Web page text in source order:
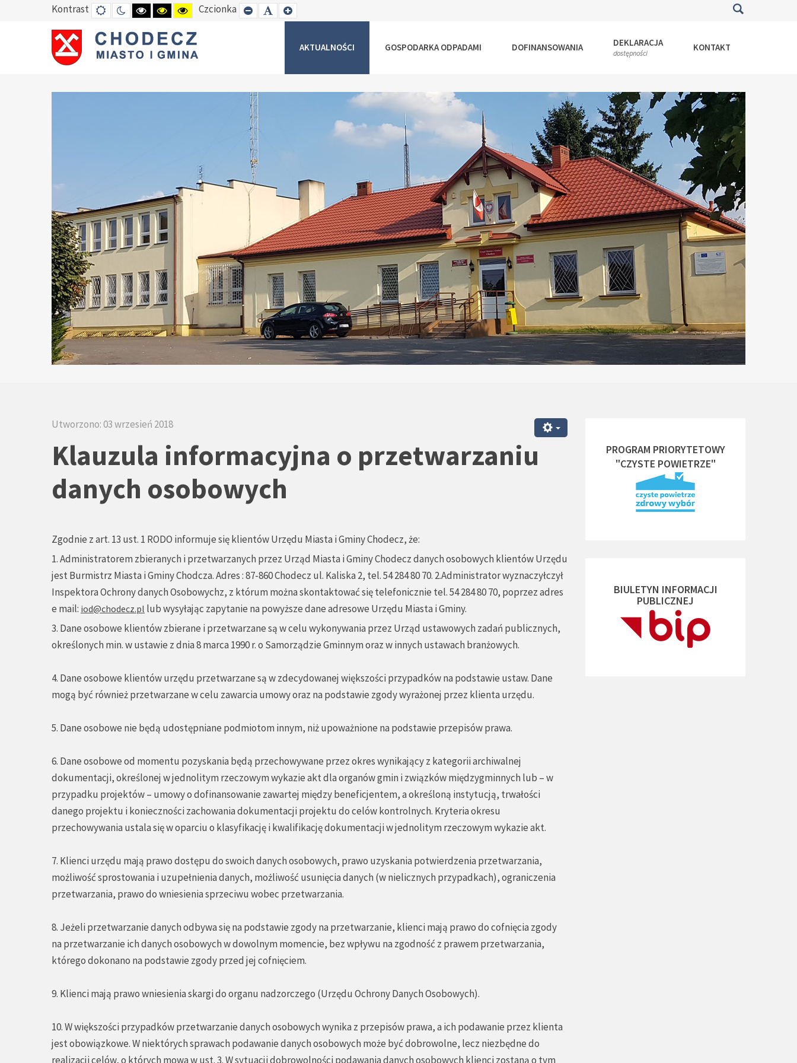
Kontrast DEFAULT
MODE
TRYB
NOCNY
HIGH
CONTRAST
BLACK
WHITE
MODE
HIGH
CONTRAST
BLACK
YELLOW
MODE
HIGH
CONTRAST
YELLOW
BLACK
MODE
Czcionka SET
SMALLER
SET
DEFAULT
SET
LARGER
AKTUALNOŚCI GOSPODARKA ODPADAMI DOFINANSOWANIA DEKLARACJA
dostępności KONTAKT
Utworzono: 03 wrzesień 2018
Klauzula informacyjna o przetwarzaniu
danych osobowych
Zgodnie z art. 13 ust. 1 RODO informuje się klientów Urzędu Miasta i Gminy Chodecz, że:
1. Administratorem zbieranych i przetwarzanych przez Urząd Miasta i Gminy Chodecz danych osobowych klientów Urzędu
jest Burmistrz Miasta i Gminy Chodcza. Adres : 87-860 Chodecz ul. Kaliska 2, tel. 54 284 80 70. 2.Administrator wyznaczyłczył
Inspektora Ochrony danych Osobowychz, z którum można skontaktować się telefonicznie tel. 54 284 80 70, poprzez adres
e mail: iod@chodecz.pl lub wysyłając zapytanie na powyższe dane adresowe Urzędu Miasta i Gminy.
3. Dane osobowe klientów zbierane i przetwarzane są w celu wykonywania przez Urząd ustawowych zadań publicznych,
określonych min. w ustawie z dnia 8 marca 1990 r. o Samorządzie Gminnym oraz w innych ustawach branżowych.
4. Dane osobowe klientów urzędu przetwarzane są w zdecydowanej większości przypadków na podstawie ustaw. Dane
mogą być również przetwarzane w celu zawarcia umowy oraz na podstawie zgody wyrażonej przez klienta urzędu.
5. Dane osobowe nie będą udostępniane podmiotom innym, niż upoważnione na podstawie przepisów prawa.
6. Dane osobowe od momentu pozyskania będą przechowywane przez okres wynikający z kategorii archiwalnej
dokumentacji, określonej w jednolitym rzeczowym wykazie akt dla organów gmin i związków międzygminnych lub – w
przypadku projektów – umowy o dofinansowanie zawartej między beneficjentem, a określoną instytucją, trwałości
danego projektu i konieczności zachowania dokumentacji projektu do celów kontrolnych. Kryteria okresu
przechowywania ustala się w oparciu o klasyfikację i kwalifikację dokumentacji w jednolitym rzeczowym wykazie akt.
7. Klienci urzędu mają prawo dostępu do swoich danych osobowych, prawo uzyskania potwierdzenia przetwarzania,
możliwość sprostowania i uzupełnienia danych, możliwość usunięcia danych (w nielicznych przypadkach), ograniczenia
przetwarzania, prawo do wniesienia sprzeciwu wobec przetwarzania.
8. Jeżeli przetwarzanie danych odbywa się na podstawie zgody na przetwarzanie, klienci mają prawo do cofnięcia zgody
na przetwarzanie ich danych osobowych w dowolnym momencie, bez wpływu na zgodność z prawem przetwarzania,
którego dokonano na podstawie zgody przed jej cofnięciem.
9. Klienci mają prawo wniesienia skargi do organu nadzorczego (Urzędu Ochrony Danych Osobowych).
10. W większości przypadków przetwarzanie danych osobowych wynika z przepisów prawa, a ich podawanie przez klienta
jest obowiązkowe. W niektórych sprawach podawanie danych osobowych może być dobrowolne, lecz niezbędne do
realizacji celów, o których mowa w ust. 3. W sytuacji dobrowolności podawania danych osobowych klienci zostaną o tym
PROGRAM PRIORYTETOWY
"CZYSTE POWIETRZE"
BIULETYN INFORMACJI
PUBLICZNEJ